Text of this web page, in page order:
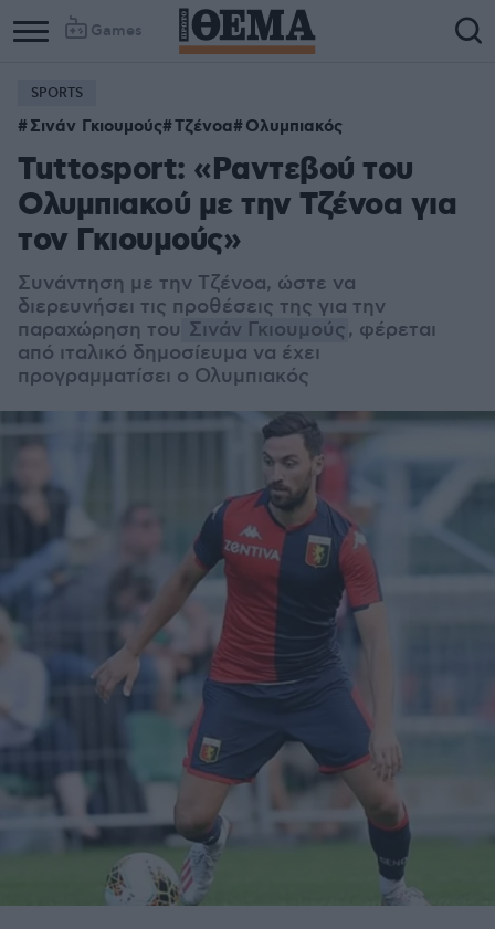
Games
SPORTS
Σινάν Γκιουμούς Τζένοα Ολυμπιακός
Tuttosport: «Ραντεβού του
Ολυμπιακού με την Τζένοα για
τον Γκιουμούς»
Συνάντηση με την Τζένοα, ώστε να
διερευνήσει τις προθέσεις της για την
παραχώρηση του Σινάν Γκιουμούς, φέρεται
από ιταλικό δημοσίευμα να έχει
προγραμματίσει ο Ολυμπιακός